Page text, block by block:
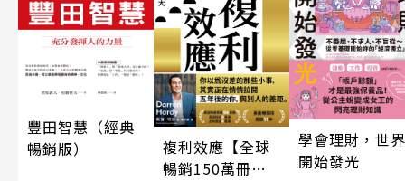
豐田智慧（經典
暢銷版）
複利效應【全球
暢銷150萬冊・
學會理財，世界
開始發光